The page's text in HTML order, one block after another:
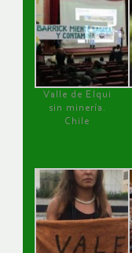
Valle de Elqui
sin minería.
Chile